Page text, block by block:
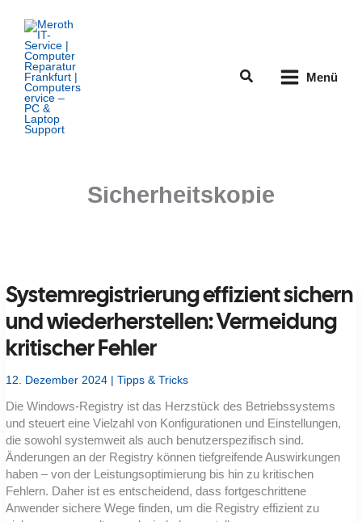
Inhalt
springen
Suchen Menü
Sicherheitskopie
Systemregistrierung effizient sichern
und wiederherstellen: Vermeidung
kritischer Fehler
12. Dezember 2024 |Tipps & Tricks
Die Windows-Registry ist das Herzstück des Betriebssystems
und steuert eine Vielzahl von Konfigurationen und Einstellungen,
die sowohl systemweit als auch benutzerspezifisch sind.
Änderungen an der Registry können tiefgreifende Auswirkungen
haben – von der Leistungsoptimierung bis hin zu kritischen
Fehlern. Daher ist es entscheidend, dass fortgeschrittene
Anwender sichere Wege finden, um die Registry effizient zu